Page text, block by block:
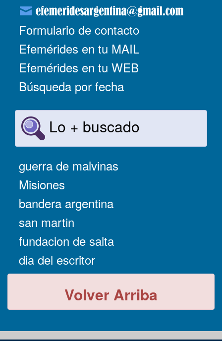
Formulario de contacto
Efemérides en tu MAIL
Efemérides en tu WEB
Búsqueda por fecha
Lo + buscado
guerra de malvinas
Misiones
bandera argentina
san martin
fundacion de salta
dia del escritor
Volver Arriba